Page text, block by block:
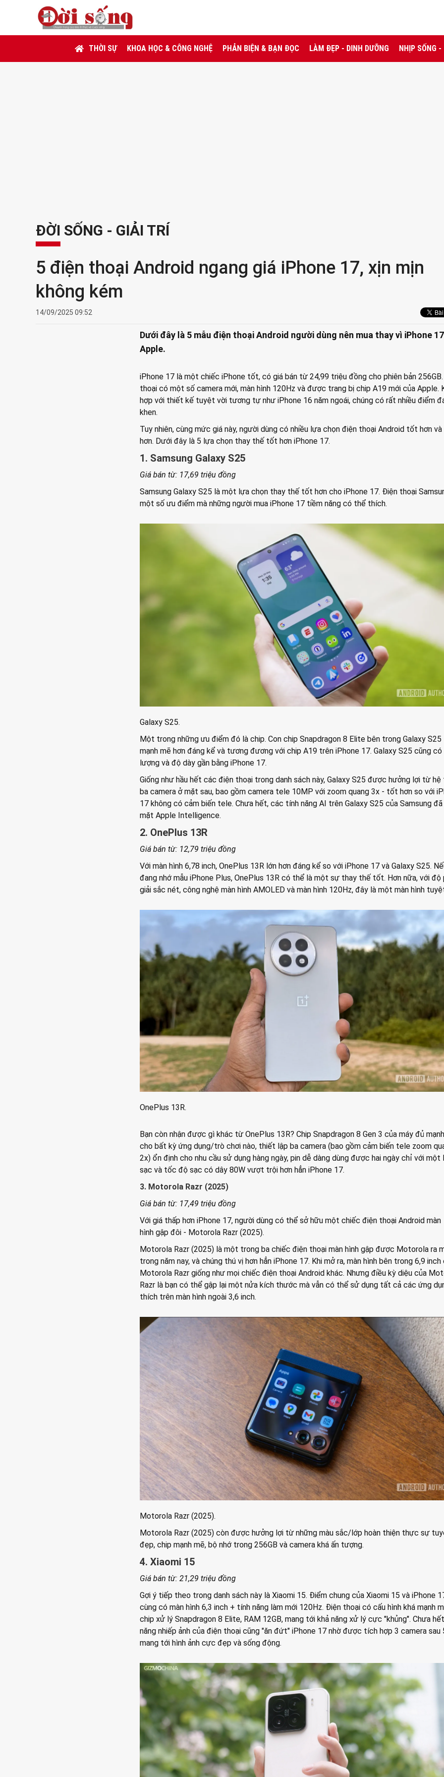
THỜI SỰ KHOA HỌC & CÔNG NGHỆ PHẢN BIỆN & BẠN ĐỌC LÀM ĐẸP - DINH DƯỠNG NHỊP SỐNG
ĐỜI SỐNG - GIẢI TRÍ
5 điện thoại Android ngang giá iPhone 17, xịn mịn
không kém
14/09/2025 09:52
Dưới đây là 5 mẫu điện thoại Android người dùng nên mua thay vì iPhone
Apple.
iPhone 17 là một chiếc iPhone tốt, có giá bán từ 24,99 triệu đồng cho phiên bản
thoại có một số camera mới, màn hình 120Hz và được trang bị chip A19 mới của Apple.
hợp với thiết kế tuyệt vời tương tự như iPhone 16 năm ngoái, chúng có rất nhiều điểm
khen.
Tuy nhiên, cùng mức giá này, người dùng có nhiều lựa chọn điện thoại Android tốt hơn
hơn. Dưới đây là 5 lựa chọn thay thế tốt hơn iPhone 17.
1. Samsung Galaxy S25
Giá bán từ: 17,69 triệu đồng
Samsung Galaxy S25 là một lựa chọn thay thế tốt hơn cho iPhone 17. Điện thoại
một số ưu điểm mà những người mua iPhone 17 tiềm năng có thể thích.
Galaxy S25.
Một trong những ưu điểm đó là chip. Con chip Snapdragon 8 Elite bên trong Galaxy S25
mạnh mẽ hơn đáng kể và tương đương với chip A19 trên iPhone 17. Galaxy S25 cũng
lượng và độ dày gần bằng iPhone 17.
Giống như hầu hết các điện thoại trong danh sách này, Galaxy S25 được hưởng lợi từ hệ
ba camera ở mặt sau, bao gồm camera tele 10MP với zoom quang 3x - tốt hơn so với
17 không có cảm biến tele. Chưa hết, các tính năng AI trên Galaxy S25 của Samsung
mặt Apple Intelligence.
2. OnePlus 13R
Giá bán từ: 12,79 triệu đồng
Với màn hình 6,78 inch, OnePlus 13R lớn hơn đáng kể so với iPhone 17 và Galaxy S25.
đang nhớ mẫu iPhone Plus, OnePlus 13R có thể là một sự thay thế tốt. Hơn nữa, với độ
giải sắc nét, công nghệ màn hình AMOLED và màn hình 120Hz, đây là một màn hình
OnePlus 13R.
Bạn còn nhận được gì khác từ OnePlus 13R? Chip Snapdragon 8 Gen 3 của máy đủ
cho bất kỳ ứng dụng/trò chơi nào, thiết lập ba camera (bao gồm cảm biến tele zoom
2x) ​​ổn định cho nhu cầu sử dụng hàng ngày, pin dễ dàng dùng được hai ngày chỉ với một
sạc và tốc độ sạc có dây 80W vượt trội hơn hẳn iPhone 17.
3. Motorola Razr (2025)
Giá bán từ: 17,49 triệu đồng
Với giá thấp hơn iPhone 17, người dùng có thể sở hữu một chiếc điện thoại Android màn
hình gập đôi - Motorola Razr (2025).
Motorola Razr (2025) là một trong ba chiếc điện thoại màn hình gập được Motorola ra
trong năm nay, và chúng thú vị hơn hẳn iPhone 17. Khi mở ra, màn hình bên trong 6,9 inch
Motorola Razr giống như mọi chiếc điện thoại Android khác. Nhưng điều kỳ diệu của
Razr là bạn có thể gập lại một nửa kích thước mà vẫn có thể sử dụng tất cả các ứng
thích trên màn hình ngoài 3,6 inch.
Motorola Razr (2025).
Motorola Razr (2025) còn được hưởng lợi từ những màu sắc/lớp hoàn thiện thực sự
đẹp, chip mạnh mẽ, bộ nhớ trong 256GB và camera khá ấn tượng.
4. Xiaomi 15
Giá bán từ: 21,29 triệu đồng
Gợi ý tiếp theo trong danh sách này là Xiaomi 15. Điểm chung của Xiaomi 15 và iPhone
cùng có màn hình 6,3 inch + tính năng làm mới 120Hz. Điện thoại có cấu hình khá mạnh
chip xử lý Snapdragon 8 Elite, RAM 12GB, mang tới khả năng xử lý cực "khủng". Chưa
năng nhiếp ảnh của điện thoại cũng "ăn đứt" iPhone 17 nhờ được tích hợp 3 camera sau
mang tới hình ảnh cực đẹp và sống động.